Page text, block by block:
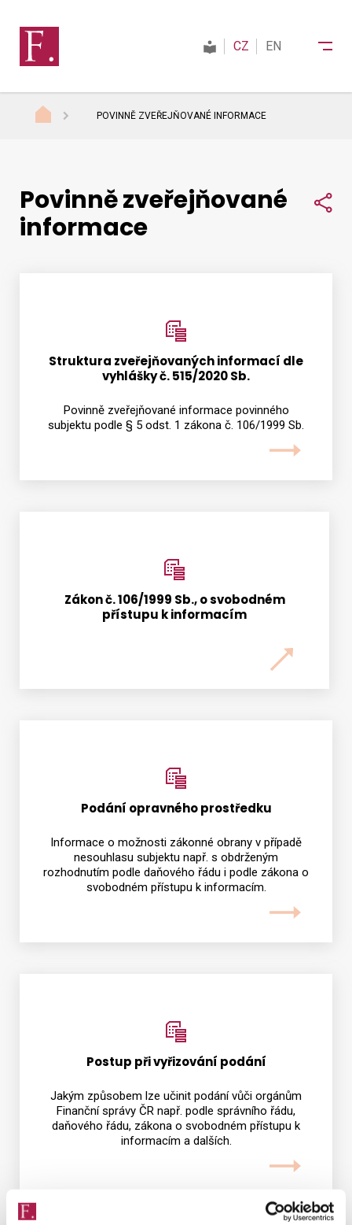
Daně
Vyhledat na webu
CZ EN
POVINNĚ ZVEŘEJŇOVANÉ INFORMACE
Povinně zveřejňované
informace
Struktura zveřejňovaných informací dle
vyhlášky č. 515/2020 Sb.
Povinně zveřejňované informace povinného
subjektu podle § 5 odst. 1 zákona č. 106/1999 Sb.
Zákon č. 106/1999 Sb., o svobodném
přístupu k informacím
Podání opravného prostředku
Informace o možnosti zákonné obrany v případě
nesouhlasu subjektu např. s obdrženým
rozhodnutím podle daňového řádu i podle zákona o
svobodném přístupu k informacím.
Postup při vyřizování podání
Jakým způsobem lze učinit podání vůči orgánům
Finanční správy ČR např. podle správního řádu,
daňového řádu, zákona o svobodném přístupu k
informacím a dalších.